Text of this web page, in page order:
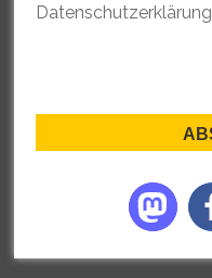
Datenschutzerklärung